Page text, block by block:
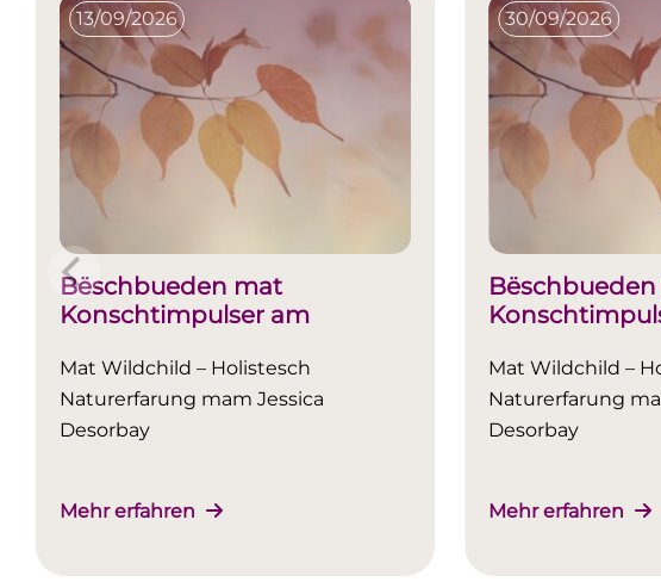
13/09/2026
Bëschbueden mat
Konschtimpulser am
Mat Wildchild – Holistesch
Naturerfarung mam Jessica
Desorbay
Mehr erfahren
30/09/2026
Mat Wildchild –
Naturerfarung
Desorbay
Mehr erfahren